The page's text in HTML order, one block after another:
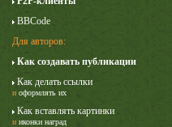
BBCode
Для авторов:
Как создавать публикации
Как делать ссылки
и оформлять их
Как вставлять картинки
и иконки наград